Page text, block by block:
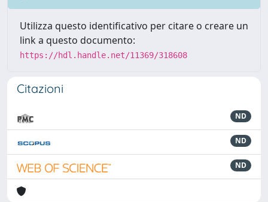
Utilizza questo identificativo per citare o creare un
link a questo documento:
https://hdl.handle.net/11369/318608
Citazioni
ND
ND
ND